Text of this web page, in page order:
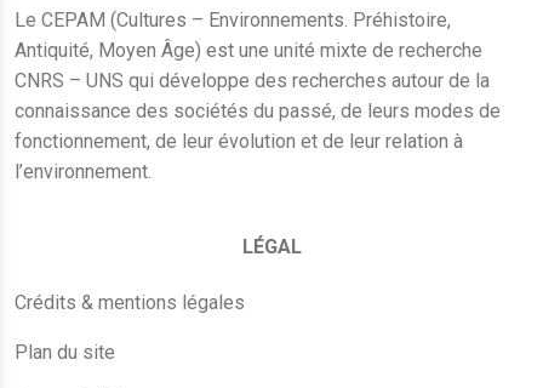
Le CEPAM (Cultures – Environnements. Préhistoire,
Antiquité, Moyen Âge) est une unité mixte de recherche
CNRS – UNS qui développe des recherches autour de la
connaissance des sociétés du passé, de leurs modes de
fonctionnement, de leur évolution et de leur relation à
l’environnement.
LÉGAL
Crédits & mentions légales
Plan du site